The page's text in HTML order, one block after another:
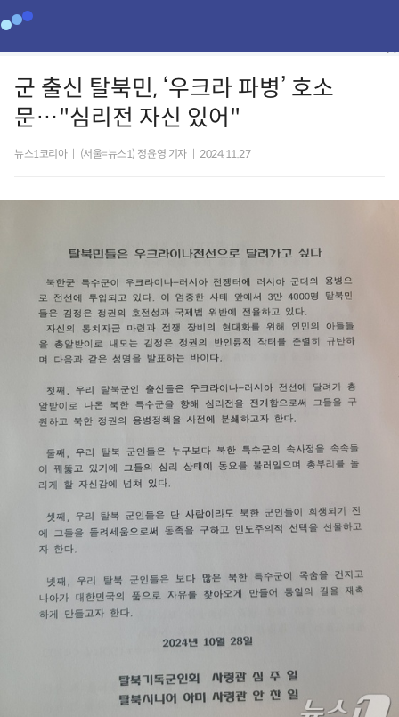
군 출신 탈북민, ‘우크라 파병’ 호소
문…"심리전 자신 있어"
뉴스1코리아 (서울=뉴스1) 정윤영 기자 2024.11.27